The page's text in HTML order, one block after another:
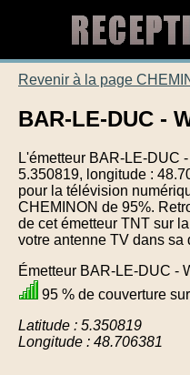
Revenir à la page
BAR-LE-DUC -
L'émetteur BAR-LE-DUC
5.350819, longitude :
pour la télévision
CHEMINON de 95%.
de cet émetteur TNT sur
votre antenne TV dans sa
Émetteur BAR-LE-DUC -
95 % de couverture
Latitude : 5.350819
Longitude : 48.706381